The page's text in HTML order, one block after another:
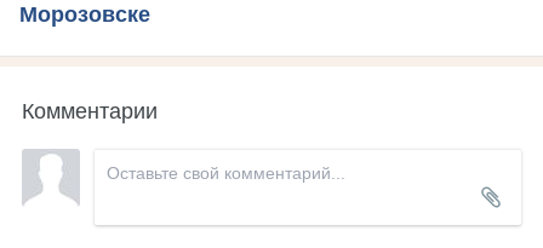
Морозовске
Комментарии